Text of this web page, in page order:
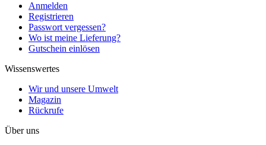
Anmelden
Registrieren
Passwort vergessen?
Wo ist meine Lieferung?
Gutschein einlösen
Wissenswertes
Wir und unsere Umwelt
Magazin
Rückrufe
Über uns